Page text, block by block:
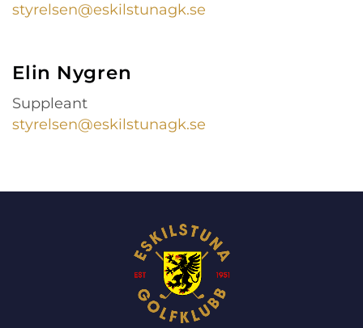
styrelsen@eskilstunagk.se
Elin Nygren
Suppleant
styrelsen@eskilstunagk.se